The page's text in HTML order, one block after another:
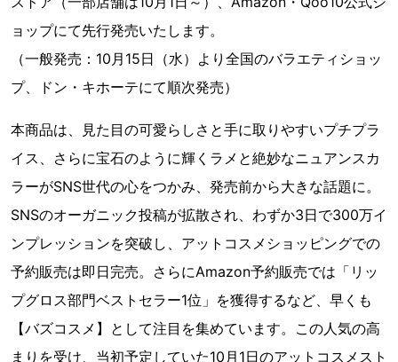
ョップにて先行発売いたします。
（一般発売：10月15日（水）より全国のバラエティショッ
プ、ドン・キホーテにて順次発売）
本商品は、見た目の可愛らしさと手に取りやすいプチプラ
イス、さらに宝石のように輝くラメと絶妙なニュアンスカ
ラーがSNS世代の心をつかみ、発売前から大きな話題に。
SNSのオーガニック投稿が拡散され、わずか3日で300万イ
ンプレッションを突破し、アットコスメショッピングでの
予約販売は即日完売。さらにAmazon予約販売では「リッ
プグロス部門ベストセラー1位」を獲得するなど、早くも
【バズコスメ】として注目を集めています。この人気の高
まりを受け、当初予定していた10月1日のアットコスメスト